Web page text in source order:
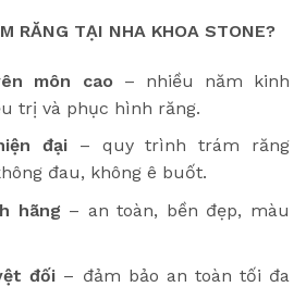
RĂNG TẠI NHA KHOA STONE?
môn cao – nhiều năm kinh
trị và phục hình răng.
đại – quy trình trám răng
đau, không ê buốt.
hãng – an toàn, bền đẹp, màu
đối – đảm bảo an toàn tối đa